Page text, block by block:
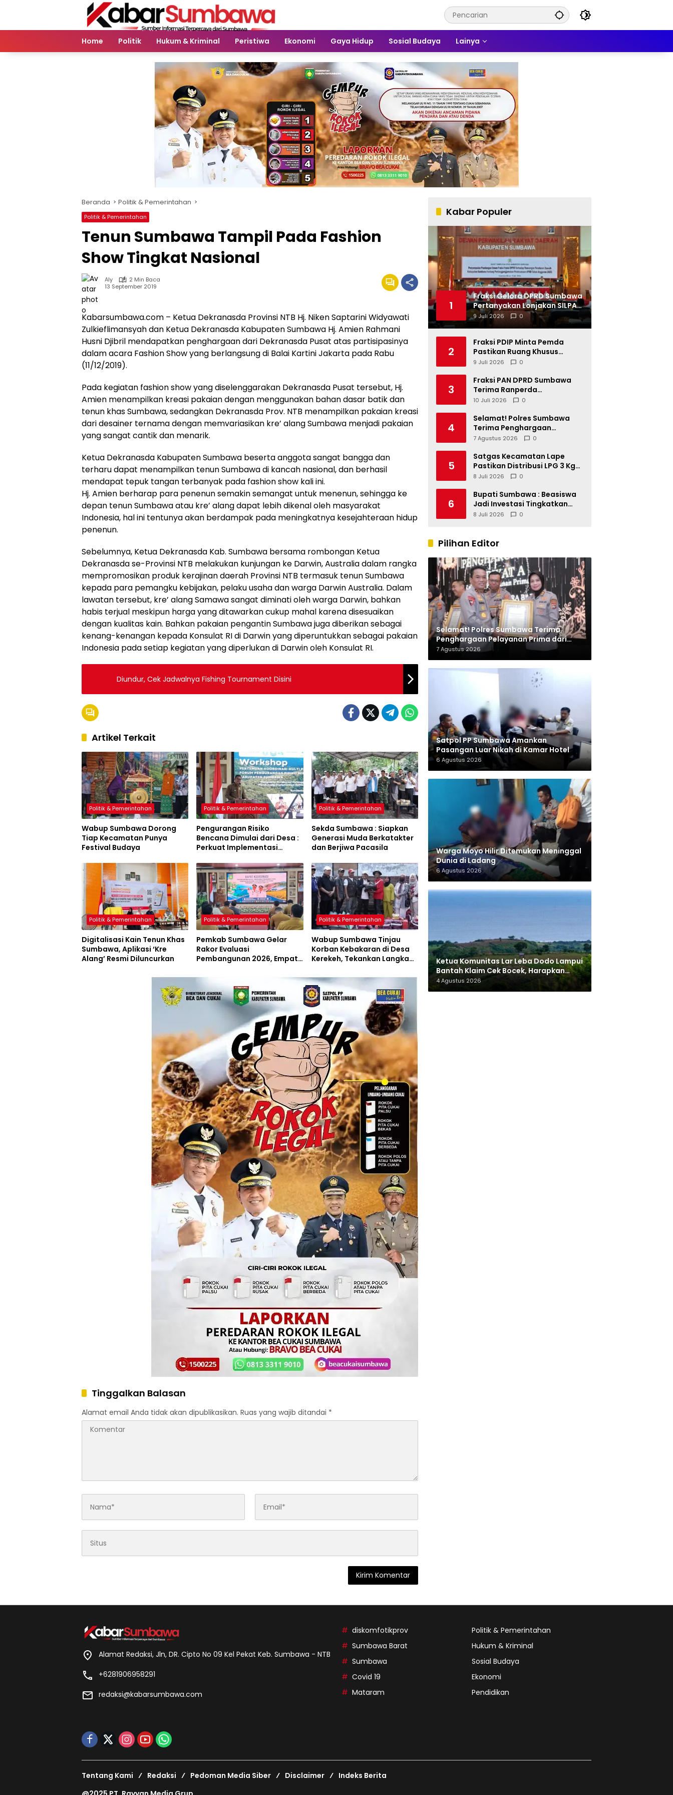
Home
Politik Hukum & Kriminal Peristiwa Ekonomi Gaya Hidup Sosial Budaya Lainya
Beranda Politik & Pemerintahan
Politik & Pemerintahan
Tenun Sumbawa Tampil Pada Fashion
Show Tingkat Nasional
Aly
2 Min Baca
13 September 2019
Kabarsumbawa.com – Ketua Dekranasda Provinsi NTB Hj. Niken Saptarini Widyawati
Zulkieflimansyah dan Ketua Dekranasda Kabupaten Sumbawa Hj. Amien Rahmani
Husni Djibril mendapatkan penghargaan dari Dekranasda Pusat atas partisipasinya
dalam acara Fashion Show yang berlangsung di Balai Kartini Jakarta pada Rabu
(11/12/2019).
Pada kegiatan fashion show yang diselenggarakan Dekranasda Pusat tersebut, Hj.
Amien menampilkan kreasi pakaian dengan menggunakan bahan dasar batik dan
tenun khas Sumbawa, sedangkan Dekranasda Prov. NTB menampilkan pakaian kreasi
dari desainer ternama dengan memvariasikan kre’ alang Sumbawa menjadi pakaian
yang sangat cantik dan menarik.
Ketua Dekranasda Kabupaten Sumbawa beserta anggota sangat bangga dan
terharu dapat menampilkan tenun Sumbawa di kancah nasional, dan berhasil
mendapat tepuk tangan terbanyak pada fashion show kali ini.
Hj. Amien berharap para penenun semakin semangat untuk menenun, sehingga ke
depan tenun Sumbawa atau kre’ alang dapat lebih dikenal oleh masyarakat
Indonesia, hal ini tentunya akan berdampak pada meningkatnya kesejahteraan hidup
penenun.
Sebelumnya, Ketua Dekranasda Kab. Sumbawa bersama rombongan Ketua
Dekranasda se-Provinsi NTB melakukan kunjungan ke Darwin, Australia dalam rangka
mempromosikan produk kerajinan daerah Provinsi NTB termasuk tenun Sumbawa
kepada para pemangku kebijakan, pelaku usaha dan warga Darwin Australia. Dalam
lawatan tersebut, kre’ alang Samawa sangat diminati oleh warga Darwin, bahkan
habis terjual meskipun harga yang ditawarkan cukup mahal karena disesuaikan
dengan kualitas kain. Bahkan pakaian pengantin Sumbawa juga diberikan sebagai
kenang-kenangan kepada Konsulat RI di Darwin yang diperuntukkan sebagai pakaian
Indonesia pada setiap kegiatan yang diperlukan di Darwin oleh Konsulat RI.
Diundur, Cek Jadwalnya Fishing Tournament Disini
Artikel Terkait
Politik & Pemerintahan
Wabup Sumbawa Dorong
Tiap Kecamatan Punya
Festival Budaya
Politik & Pemerintahan
Pengurangan Risiko
Bencana Dimulai dari Desa :
Perkuat Implementasi
Politik & Pemerintahan
Sekda Sumbawa : Siapkan
Generasi Muda Berkatakter
dan Berjiwa Pacasila
Politik & Pemerintahan
Digitalisasi Kain Tenun Khas
Sumbawa, Aplikasi ‘Kre
Alang’ Resmi Diluncurkan
Politik & Pemerintahan
Pemkab Sumbawa Gelar
Rakor Evaluasi
Pembangunan 2026, Empat
Resmi Diluncurkan
Politik & Pemerintahan
Wabup Sumbawa Tinjau
Korban Kebakaran di Desa
Kerekeh, Tekankan Langkah
Tinggalkan Balasan
Alamat email Anda tidak akan dipublikasikan. Ruas yang wajib ditandai *
Kabar Populer
1
Fraksi Gelora DPRD Sumbawa
Pertanyakan Lonjakan SILPA
Tahun 2025
9 Juli 2026 0
2
Fraksi PDIP Minta Pemda
Pastikan Ruang Khusus
Produk UMKM Lokal di Ritel
9 Juli 2026 0
3
Fraksi PAN DPRD Sumbawa
Terima Ranperda
Pertanggungjawaban APBD
Miliar dan Kinerja OPD
10 Juli 2026 0
4
Selamat! Polres Sumbawa
Terima Penghargaan
Pelayanan Prima dari Kapolri
7 Agustus 2026 0
5
Satgas Kecamatan Lape
Pastikan Distribusi LPG 3 Kg
Tertib
8 Juli 2026 0
6
Bupati Sumbawa : Beasiswa
Jadi Investasi Tingkatkan
Kualitas SDM
8 Juli 2026 0
Pilihan Editor
Selamat! Polres Sumbawa Terima
Penghargaan Pelayanan Prima dari
Kapolri
7 Agustus 2026
Satpol PP Sumbawa Amankan
Pasangan Luar Nikah di Kamar Hotel
6 Agustus 2026
Warga Moyo Hilir Ditemukan Meninggal
Dunia di Ladang
6 Agustus 2026
Ketua Komunitas Lar Leba Dodo Lampui
Bantah Klaim Cek Bocek, Harapkan
AMMAN Beri Akses ke Makam Leluhur
4 Agustus 2026
Alamat Redaksi, Jln, DR. Cipto No 09 Kel Pekat Keb. Sumbawa - NTB
+6281906958291
redaksi@kabarsumbawa.com
diskomfotikprov
Sumbawa Barat
Sumbawa
Covid 19
Mataram
Politik & Pemerintahan
Hukum & Kriminal
Sosial Budaya
Ekonomi
Pendidikan
Tentang Kami Redaksi Pedoman Media Siber Disclaimer
Indeks Berita